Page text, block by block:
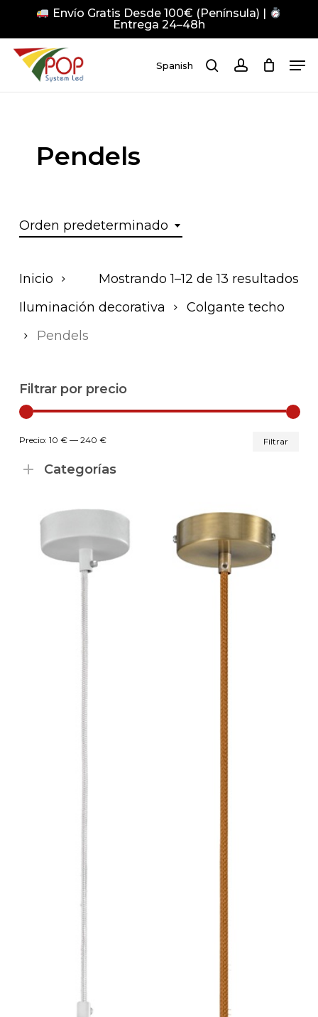
main
content
Envío Gratis Desde 100€ (Península) |
Entrega 24–48h
Spanish searchaccount
Pendels
Orden predeterminado
Mostrando 1–12 de 13 resultados
Inicio
Iluminación decorativa
Colgante techo
Pendels
Filtrar por precio
Filtrar
Precio: 10 €— 240 €
Categorías
Close
Menu